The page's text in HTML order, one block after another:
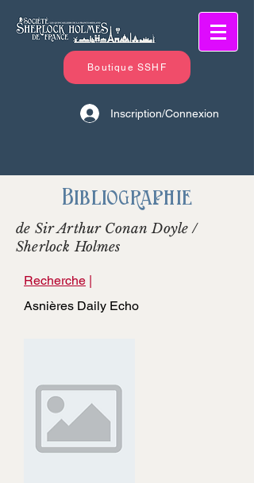
Boutique SSHF
Inscription/Connexion
Bibliographie
de Sir Arthur Conan Doyle /
Sherlock Holmes
Recherche |
Asnières Daily Echo